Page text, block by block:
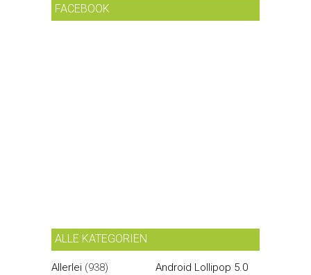
FACEBOOK
ALLE KATEGORIEN
Allerlei (938)
Android Lollipop 5.0